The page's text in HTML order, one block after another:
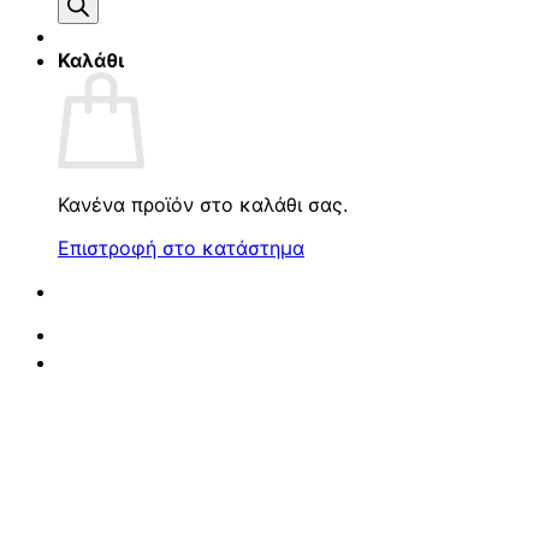
Καλάθι
Κανένα προϊόν στο καλάθι σας.
Επιστροφή στο κατάστημα